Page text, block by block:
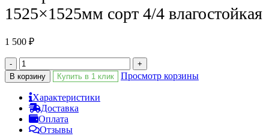
1525×1525мм сорт 4/4 влагостойкая
1 500 ₽
-
+
В корзину
Купить в 1 клик Просмотр корзины
Характеристики
Доставка
Оплата
Отзывы